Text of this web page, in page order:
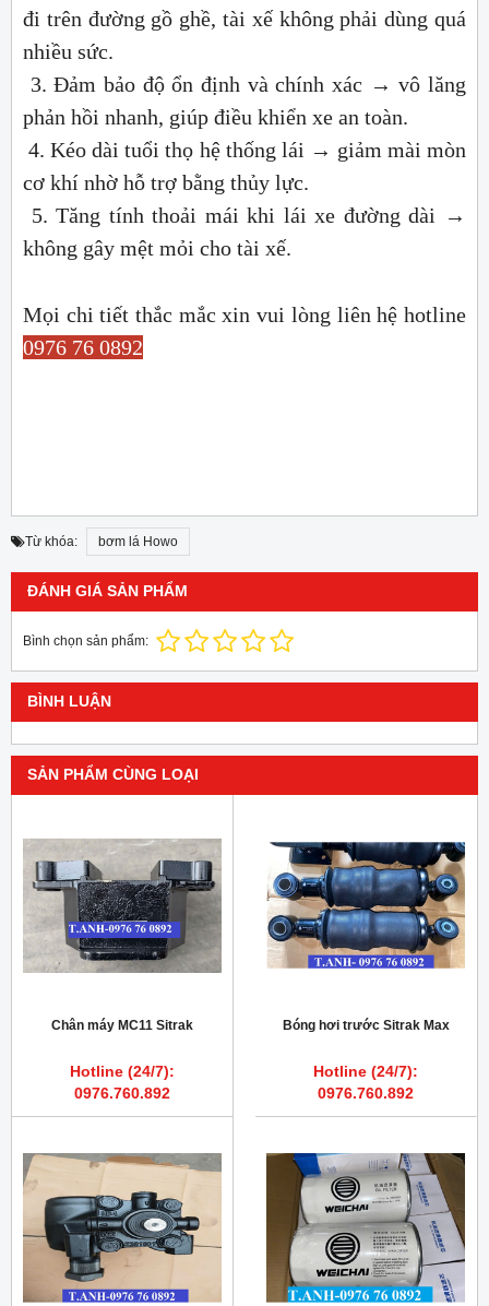
đi trên đường gồ ghề, tài xế không phải dùng quá
nhiều sức.
3. Đảm bảo độ ổn định và chính xác → vô lăng
phản hồi nhanh, giúp điều khiển xe an toàn.
4. Kéo dài tuổi thọ hệ thống lái → giảm mài mòn
cơ khí nhờ hỗ trợ bằng thủy lực.
5. Tăng tính thoải mái khi lái xe đường dài →
không gây mệt mỏi cho tài xế.
Mọi chi tiết thắc mắc xin vui lòng liên hệ hotline
0976 76 0892
Từ khóa: bơm lá Howo
ĐÁNH GIÁ SẢN PHẨM
Bình chọn sản phẩm:
BÌNH LUẬN
SẢN PHẨM CÙNG LOẠI
Chân máy MC11 Sitrak
Hotline (24/7):
0976.760.892
Bóng hơi trước Sitrak Max
Hotline (24/7):
0976.760.892